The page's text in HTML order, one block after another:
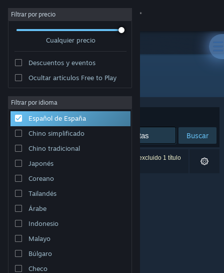
Iniciar sesión
Acerca de
Soporte
Cambiar idioma
Descargar Steam Mobile
Ver versión clásica
Filtrar por precio
Cualquier precio
Descuentos y eventos
Ocultar artículos Free to Play
Filtrar por idioma
Español de España
Chino simplificado
Chino tradicional
Japonés
Coreano
Tailandés
Árabe
Indonesio
Malayo
Búlgaro
Checo
Editor: Phaenom GmbH
Ordenar por Relevancia
Buscar
0 resultados coinciden con la búsqueda. Se ha excluido 1 título
basándose en tus preferencias.